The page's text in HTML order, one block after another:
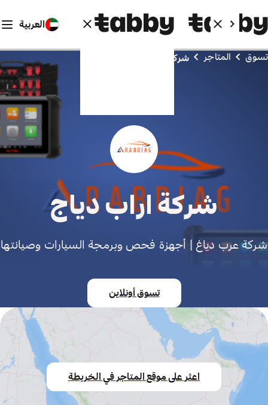
العربية
تسوق المتاجر شركة اراب دياج
شركة اراب دياج
شركة عرب دياغ | أجهزة فحص وبرمجة السيارات وصيانتها
تسوق أونلاين
اعثر على موقع المتاجر في الخريطة